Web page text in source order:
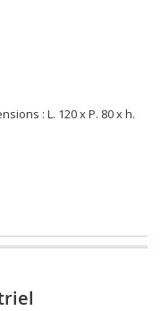
: L. 120 x P. 80 x h.